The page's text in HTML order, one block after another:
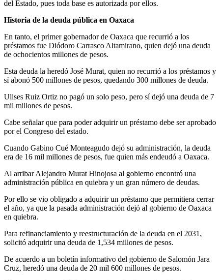
del Estado, pues toda base es autorizada por ellos.
Historia de la deuda pública en Oaxaca
En tanto, el primer gobernador de Oaxaca que recurrió a los
préstamos fue Diódoro Carrasco Altamirano, quien dejó una deuda
de ochocientos millones de pesos.
Esta deuda la heredó José Murat, quien no recurrió a los préstamos y
sí abonó 500 millones de pesos, quedando 300 millones de deuda.
Ulises Ruiz Ortiz no pagó un solo peso, pero sí dejó una deuda de 7
mil millones de pesos.
Cabe señalar que para poder adquirir un préstamo debe ser aprobado
por el Congreso del estado.
Cuando Gabino Cué Monteagudo dejó su administración, la deuda
era de 16 mil millones de pesos, fue quien más endeudó a Oaxaca.
Al arribar Alejandro Murat Hinojosa al gobierno encontró una
administración pública en quiebra y un gran número de deudas.
Por ello se vio obligado a adquirir un préstamo que permitiera cerrar
el año, ya que la pasada administración dejó al gobierno de Oaxaca
en quiebra.
Para refinanciamiento y reestructuración de la deuda en el 2031,
solicitó adquirir una deuda de 1,534 millones de pesos.
De acuerdo a un boletín informativo del gobierno de Salomón Jara
Cruz, heredó una deuda de 20 mil 600 millones de pesos.